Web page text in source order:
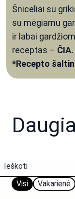
Šniceliai su
su mėgiamu
ir labai
receptas – ČIA.
*Recepto
Visi Vakarienė